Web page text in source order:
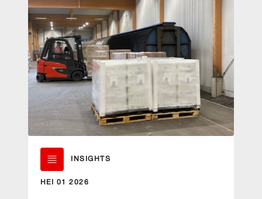
INSIGHTS
HEI 01 2026